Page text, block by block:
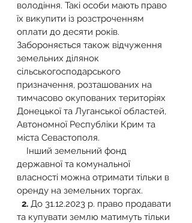
володіння. Такі особи мають право
їх викупити із розстроченням
оплати до десяти років.
Забороняється також відчуження
земельних ділянок
сільськогосподарського
призначення, розташованих на
тимчасово окупованих територіях
Донецької та Луганської областей,
Автономної Республіки Крим та
міста Севастополя.
Інший земельний фонд
державної та комунальної
власності можна отримати тільки в
оренду на земельних торгах.
2. До 31.12.2023 р. право продавати
та купувати землю матимуть тільки